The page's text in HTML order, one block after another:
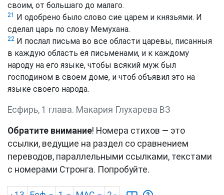
своим, от большаго до малаго.
21
И одобрено было слово сие царем и князьями. И
сделал царь по слову Мемухана.
22 И послал письма во все области царевы, писанныя
в каждую область ея письменами, и к каждому
народу на его языке, чтобы всякий муж был
господином в своем доме, и чтоб объявил это на
языке своего народа.
Есфирь, 1 глава. Макария Глухарева ВЗ
Обратите внимание! Номера стихов — это
ссылки, ведущие на раздел со сравнением
переводов, параллельными ссылками, текстами
с номерами Стронга. Попробуйте.